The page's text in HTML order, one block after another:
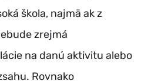
škola, najmä ak z
zrejmá
na danú aktivitu alebo
Rovnako